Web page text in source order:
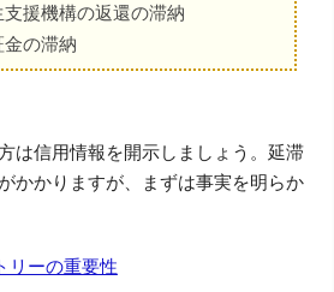
支援機構の返還の滞納
の滞納
は信用情報を開示しましょう。延滞
かかりますが、まずは事実を明らか
リーの重要性